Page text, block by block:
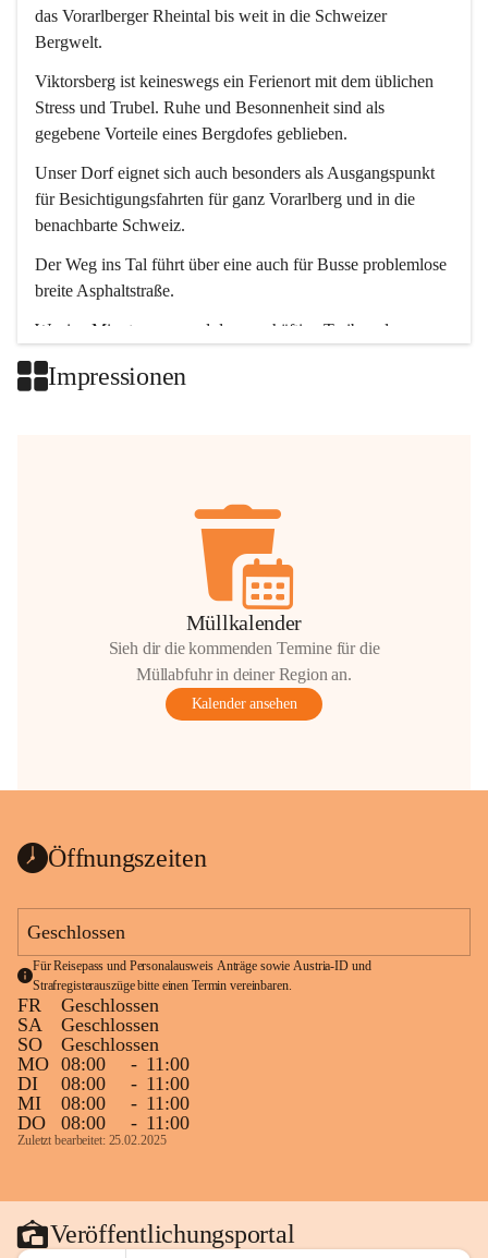
das Vorarlberger Rheintal bis weit in die Schweizer
Bergwelt.
Viktorsberg ist keineswegs ein Ferienort mit dem üblichen
Stress und Trubel. Ruhe und Besonnenheit sind als
gegebene Vorteile eines Bergdofes geblieben.
Unser Dorf eignet sich auch besonders als Ausgangspunkt
für Besichtigungsfahrten für ganz Vorarlberg und in die
benachbarte Schweiz.
Der Weg ins Tal führt über eine auch für Busse problemlose
breite Asphaltstraße.
Wenige Minuten nur, und das geschäftige Treiben der
Impressionen
Müllkalender
Sieh dir die kommenden Termine für die
Müllabfuhr in deiner Region an.
Kalender ansehen
Öffnungszeiten
Geschlossen
Für Reisepass und Personalausweis Anträge sowie Austria-ID und
Strafregisterauszüge bitte einen Termin vereinbaren.
FR
Geschlossen
SA
Geschlossen
SO
Geschlossen
MO 08:00 - 11:00
DI
08:00 - 11:00
MI
08:00 - 11:00
DO
08:00 - 11:00
Zuletzt bearbeitet: 25.02.2025
Veröffentlichungsportal